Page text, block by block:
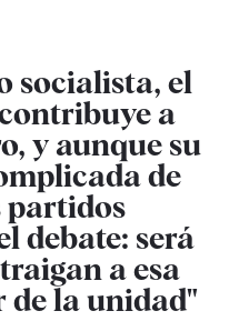
socialista, el
a
y aunque su
de
partidos
debate: será
a esa
de la unidad"